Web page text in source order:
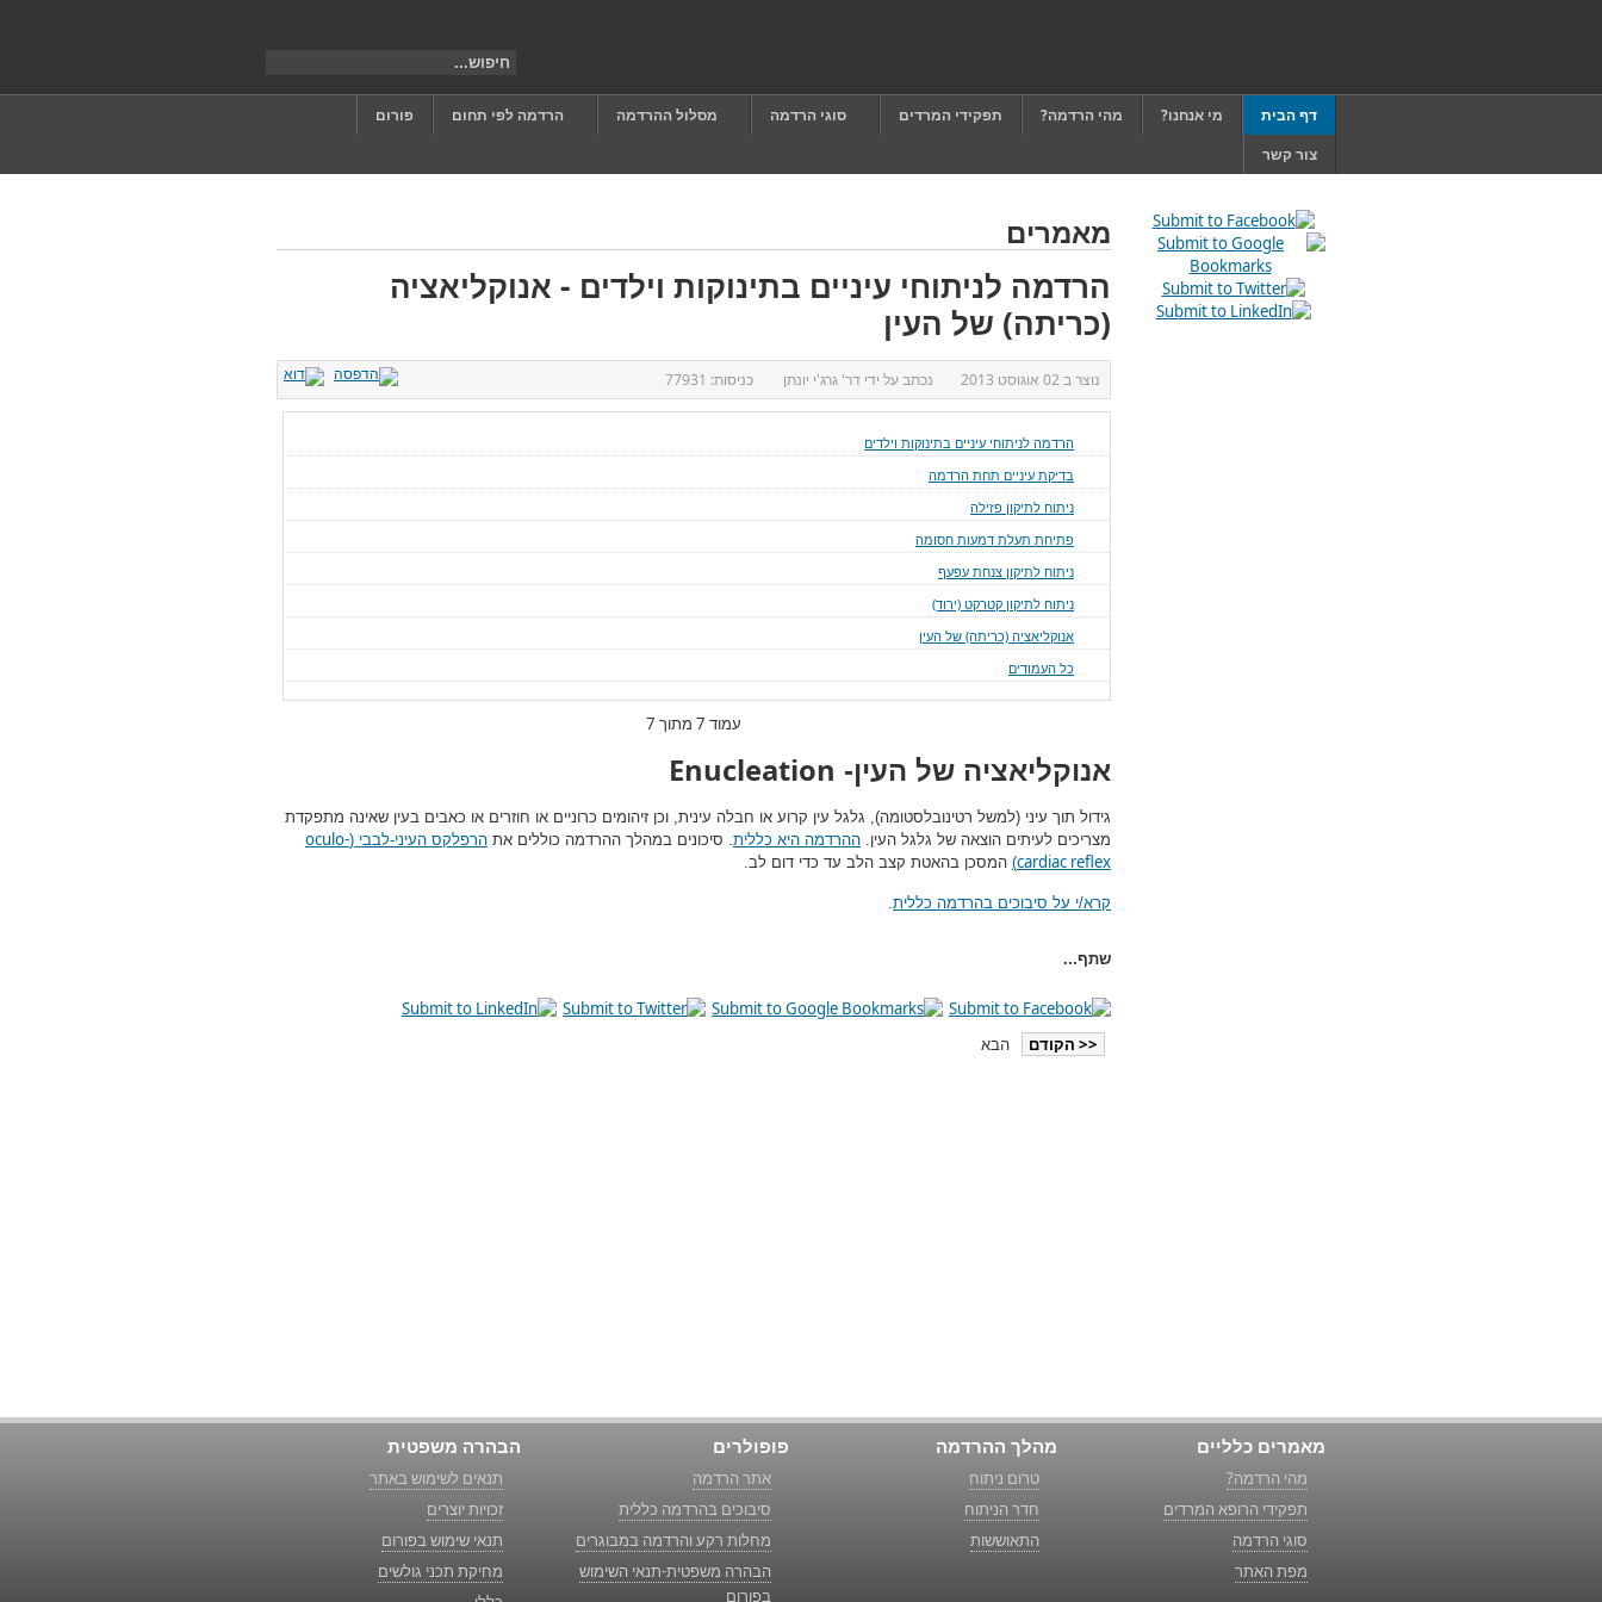
דף הבית מי אנחנו? מהי הרדמה? תפקידי המרדים סוגי הרדמה מסלול ההרדמה הרדמה לפי תחום
פורום
צור קשר
מאמרים
הרדמה לניתוחי עיניים בתינוקות וילדים - אנוקליאציה
(כריתה) של העין
נוצר ב02 אוגוסט 2013 נכתב על ידי דר' גרג'י יונתן כניסות: 77931
הרדמה לניתוחי עיניים בתינוקות וילדים
בדיקת עיניים תחת הרדמה
ניתוח לתיקון פזילה
פתיחת תעלת דמעות חסומה
ניתוח לתיקון צנחת עפעף
ניתוח לתיקון קטרקט (ירוד)
אנוקליאציה (כריתה) של העין
כל העמודים
עמוד 7 מתוך 7
אנוקליאציה של העין- Enucleation
גידול תוך עיני (למשל רטינובלסטומה), גלגל עין קרוע או חבלה עינית, וכן זיהומים כרוניים או חוזרים או כאבים בעין שאינה מתפקדת
מצריכים לעיתים הוצאה של גלגל העין. ההרדמה היא כללית. סיכונים במהלך ההרדמה כוללים את הרפלקס העיני-לבבי (oculo-
cardiac reflex
) המסכן בהאטת קצב הלב עד כדי דום לב.
קרא/י על סיבוכים בהרדמה כללית.
שתף...
<< הקודם הבא
הבהרה משפטית
תנאים לשימוש באתר
זכויות יוצרים
תנאי שימוש בפורום
מחיקת תכני גולשים
פופולרים
אתר הרדמה
סיבוכים בהרדמה כללית
מחלות רקע והרדמה במבוגרים
הבהרה משפטית-תנאי השימוש
בפורום
מהלך ההרדמה
טרום ניתוח
חדר הניתוח
התאוששות
מאמרים כלליים
מהי הרדמה?
תפקידי הרופא המרדים
סוגי הרדמה
מפת האתר